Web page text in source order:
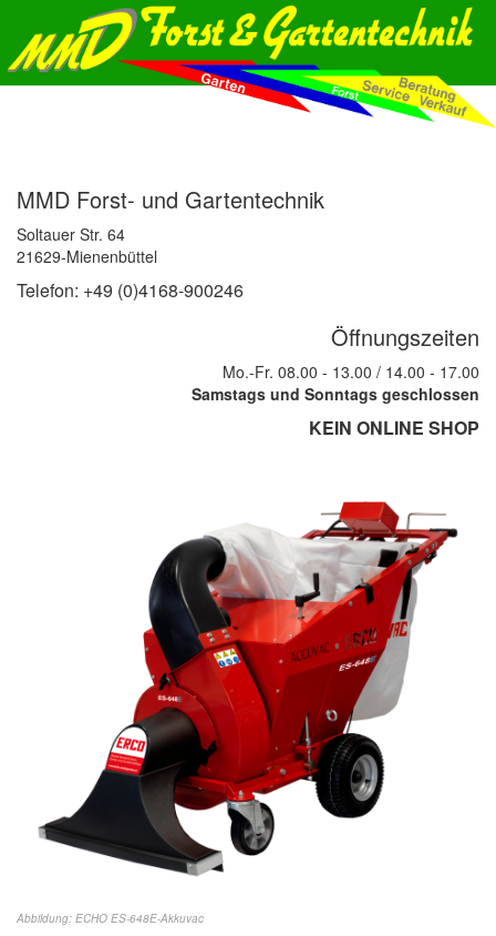
MMD Forst- und Gartentechnik
Soltauer Str. 64
21629-Mienenbüttel
Telefon: +49 (0)4168-900246
Öffnungszeiten
Mo.-Fr. 08.00 - 13.00 / 14.00 - 17.00
Samstags und Sonntags geschlossen
KEIN ONLINE SHOP
Abbildung: ECHO ES-648E-Akkuvac